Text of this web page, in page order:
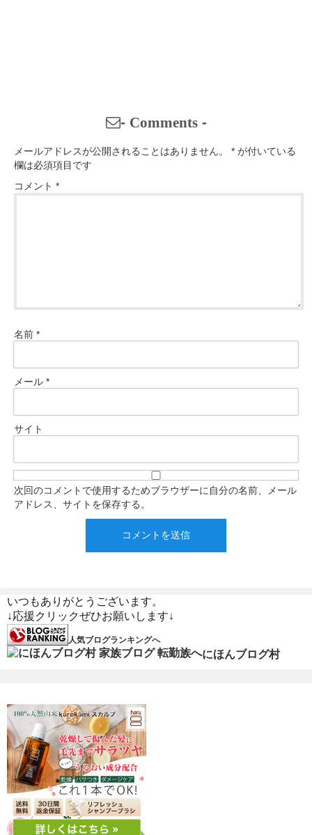
- Comments-
メールアドレスが公開されることはありません。 * が付いている
欄は必須項目です
コメント *
名前 *
メール *
サイト
次回のコメントで使用するためブラウザーに自分の名前、メール
アドレス、サイトを保存する。
いつもありがとうございます。
↓応援クリックぜひお願いします↓
人気ブログランキングへ
にほんブログ村